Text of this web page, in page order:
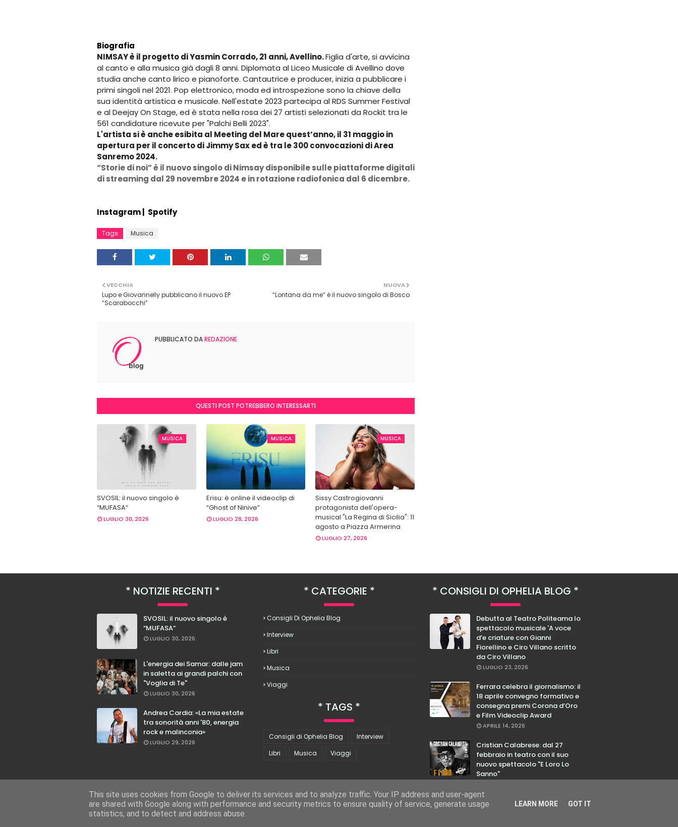
Biografia
NIMSAY è il progetto di Yasmin Corrado, 21 anni, Avellino.Figlia d'arte, si avvicina
al canto e alla musica già dagli 8 anni. Diplomata al Liceo Musicale di Avellino dove
studia anche canto lirico e pianoforte. Cantautrice e producer, inizia a pubblicare i
primi singoli nel 2021. Pop elettronico, moda ed introspezione sono la chiave della
sua identità artistica e musicale. Nell'estate 2023 partecipa al RDS Summer Festival
e al Deejay On Stage, ed è stata nella rosa dei 27 artisti selezionati da Rockit tra le
561 candidature ricevute per "Palchi Belli 2023".
L'artista si è anche esibita al Meeting del Mare quest’anno, il 31 maggio in
apertura per il concerto di Jimmy Sax ed è tra le 300 convocazioni di Area
Sanremo 2024.
“Storie di noi” è il nuovo singolo di Nimsay disponibile sulle piattaforme digitali
di streaming dal 29 novembre 2024 e in rotazione radiofonica dal 6 dicembre.
Instagram Spotify
Tags Musica
NUOVA
“Lontana da me” è il nuovo singolo di Bosco
VECCHIA
Lupo e Giovannelly pubblicano il nuovo EP
“Scarabocchi”
PUBBLICATO DAREDAZIONE
QUESTI POST POTREBBERO INTERESSARTI
MUSICA
SVOSIL: il nuovo singolo è
“MUFASA”
LUGLIO 30, 2026
MUSICA
Erisu: è online il videoclip di
“Ghost of Ninive”
LUGLIO 28, 2026
MUSICA
Sissy Castrogiovanni
protagonista dell'opera-
musical "La Regina di Sicilia": 11
agosto a Piazza Armerina
LUGLIO 27, 2026
NOTIZIE RECENTI
SVOSIL: il nuovo singolo è
“MUFASA”
LUGLIO 30, 2026
L'energia dei Samar: dalle jam
in saletta ai grandi palchi con
"Voglia di Te"
LUGLIO 30, 2026
Andrea Cardia: «La mia estate
tra sonorità anni '80, energia
rock e malinconia»
LUGLIO 29, 2026
CATEGORIE
Consigli Di Ophelia Blog
Interview
Libri
Musica
Viaggi
TAGS
Consigli di Ophelia Blog
Interview
Libri
Musica Viaggi
CONSIGLI DI OPHELIA BLOG
Debutta al Teatro Politeama lo
spettacolo musicale 'A voce
d’e criature con Gianni
Fiorellino e Ciro Villano scritto
da Ciro Villano
LUGLIO 23, 2026
Ferrara celebra il giornalismo: il
18 aprile convegno formativo e
consegna premi Corona d’Oro
e Film Videoclip Award
APRILE 14, 2026
Cristian Calabrese: dal 27
febbraio in teatro con il suo
nuovo spettacolo "E Loro Lo
Sanno"
This site uses cookies from Google to deliver its services and to analyze traffic. Your IP address and user-agent
are shared with Google along with performance and security metrics to ensure quality of service, generate usage
statistics, and to detect and address abuse.
LEARN MORE GOT IT